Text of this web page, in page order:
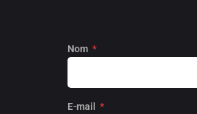
Contactez-nous
Nom
E-mail